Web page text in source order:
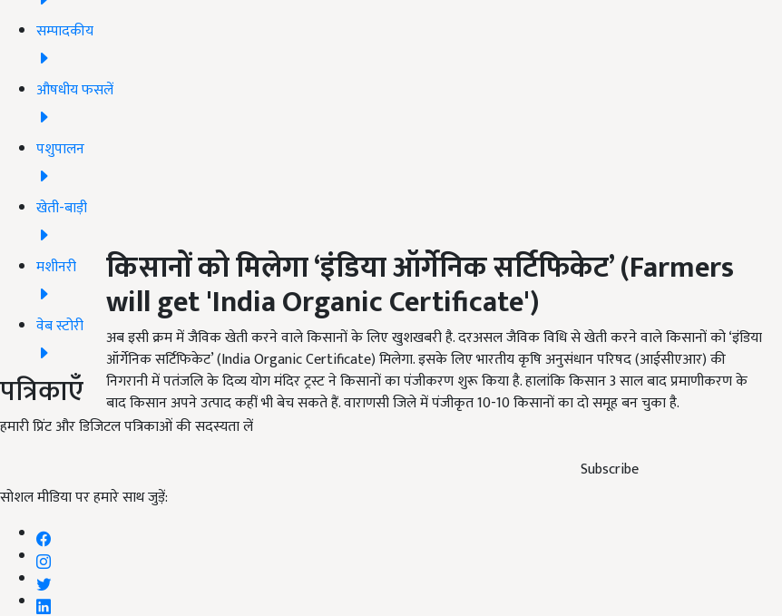
सम्पादकीय
औषधीय फसलें
पशुपालन
खेती-बाड़ी
मशीनरी
वेब स्टोरी
पत्रिकाएँ
हमारी प्रिंट और डिजिटल पत्रिकाओं की सदस्यता लें
Subscribe
सोशल मीडिया पर हमारे साथ जुड़ें:
किसानों को मिलेगा‘इंडिया ऑर्गेनिक सर्टिफिकेट’ (Farmers
will get 'India Organic Certificate')
अब इसी क्रम में जैविक खेती करने वाले किसानों के लिए खुशखबरी है. दरअसल जैविक विधि से खेती करने वाले किसानों को ‘इंडिया
ऑर्गेनिक सर्टिफिकेट’ (India Organic Certificate) मिलेगा. इसके लिए भारतीय कृषि अनुसंधान परिषद (आईसीएआर) की
निगरानी में पतंजलि के दिव्य योग मंदिर ट्रस्ट ने किसानों का पंजीकरण शुरू किया है. हालांकि किसान 3 साल बाद प्रमाणीकरण के
बाद किसान अपने उत्पाद कहीं भी बेच सकते हैं. वाराणसी जिले में पंजीकृत 10-10 किसानों का दो समूह बन चुका है.